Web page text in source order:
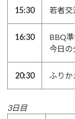
15:30 若者交
16:30
BBQ
今日の
20:30 ふりか
3日目